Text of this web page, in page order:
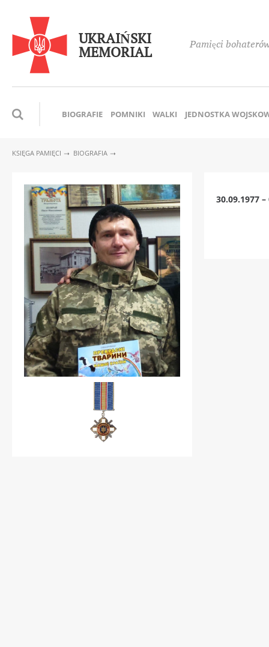
UKRAIŃSKI
MEMORIAL Pamięci
BIOGRAFIE POMNIKI WALKI JEDNOSTKA
KSIĘGA PAMIĘCI BIOGRAFIA
30.09.1977